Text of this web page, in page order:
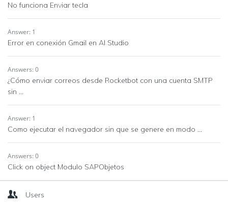
No funciona Enviar tecla
Answer: 1
Error en conexión Gmail en AI Studio
Answers: 0
¿Cómo enviar correos desde Rocketbot con una cuenta SMTP
sin ...
Answer: 1
Como ejecutar el navegador sin que se genere en modo ...
Answers: 0
Click on object Modulo SAPObjetos
Users